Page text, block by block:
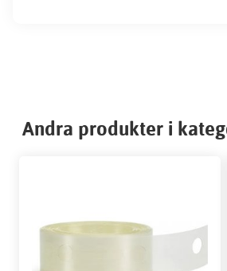
Andra produkter i